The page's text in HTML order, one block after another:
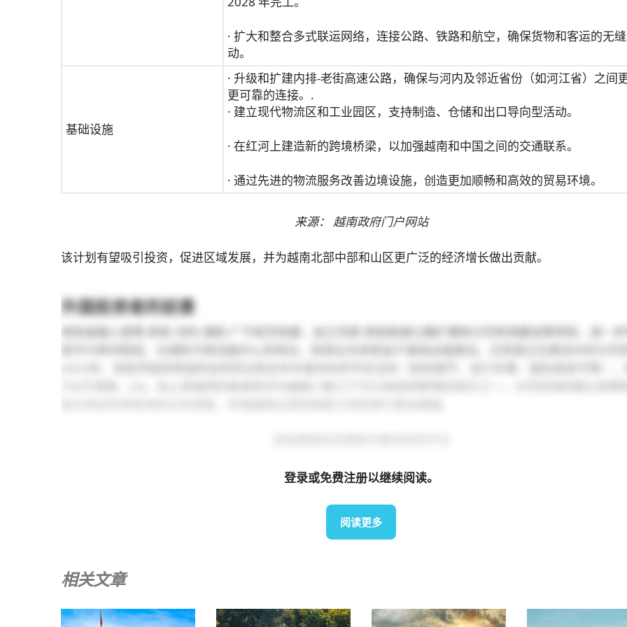
· 扩大和整合多式联运网络，连接公路、铁路和航空，确保货物和客运的无
动。
基础设施
· 升级和扩建内排-老街高速公路，确保与河内及邻近省份（如河江省）之间更
更可靠的连接。.
· 建立现代物流区和工业园区，支持制造、仓储和出口导向型活动。
· 在红河上建造新的跨境桥梁，以加强越南和中国之间的交通联系。
· 通过先进的物流服务改善边境设施，创造更加顺畅和高效的贸易环境。
来源： 越南政府门户网站
该计划有望吸引投资，促进区域发展，并为越南北部中部和山区更广泛的经济增长做出贡献。
外国投资者的前景
老街省融入昆明-老街-河内-海防-广宁经济走廊，加之内排-老街高速公路扩建和沙巴机场建设等项目，进一步
登录或免费注册以继续阅读。
阅读更多
相关文章